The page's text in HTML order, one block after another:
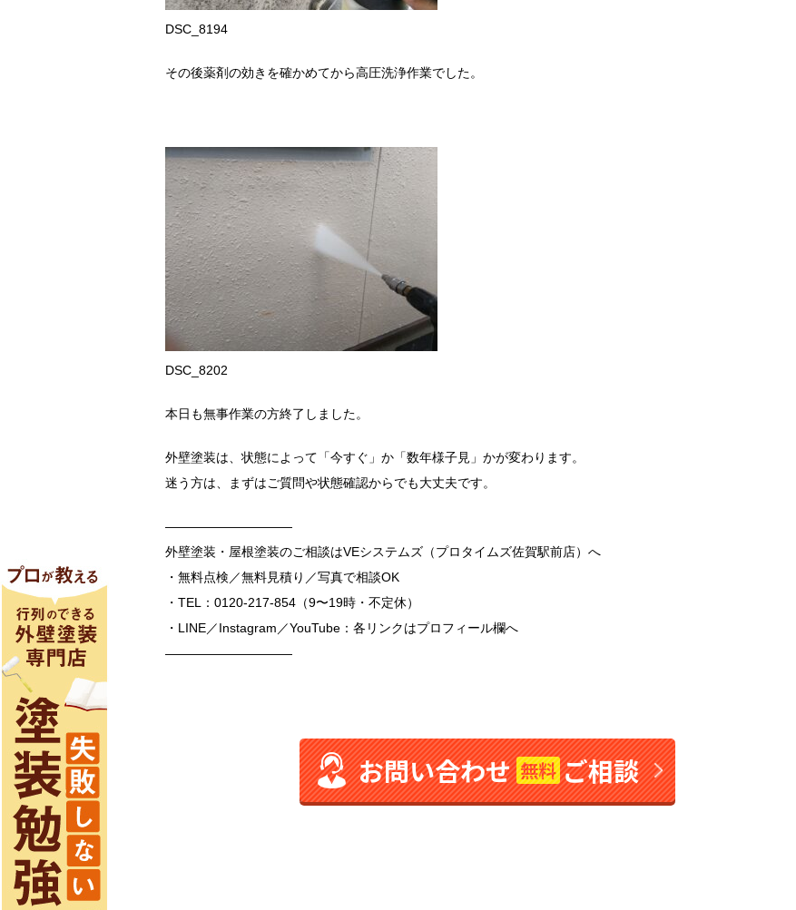
DSC_8194
その後薬剤の効きを確かめてから高圧洗浄作業でした。
DSC_8202
本日も無事作業の方終了しました。
外壁塗装は、状態によって「今すぐ」か「数年様子見」かが変わります。
迷う方は、まずはご質問や状態確認からでも大丈夫です。
――――――――――
外壁塗装・屋根塗装のご相談はVEシステムズ（プロタイムズ佐賀駅前店）へ
・無料点検／無料見積り／写真で相談OK
・TEL：0120-217-854（9〜19時・不定休）
・LINE／Instagram／YouTube：各リンクはプロフィール欄へ
――――――――――
お問い合わせ無料 ご相談